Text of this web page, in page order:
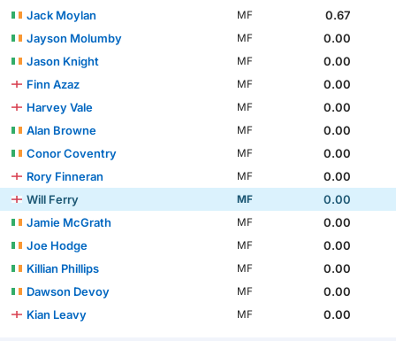
Jack Moylan
MF
0.67
Jayson Molumby
MF
0.00
Jason Knight
MF
0.00
Finn Azaz
MF
0.00
Harvey Vale
MF
0.00
Alan Browne
MF
0.00
Conor Coventry
MF
0.00
Rory Finneran
MF
0.00
Will Ferry
MF
0.00
Jamie McGrath
MF
0.00
Joe Hodge
MF
0.00
Killian Phillips
MF
0.00
Dawson Devoy
MF
0.00
Kian Leavy
MF 0.00